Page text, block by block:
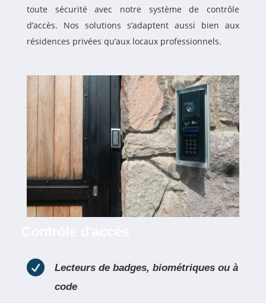
toute sécurité avec notre système de contrôle
d’accès. Nos solutions s’adaptent aussi bien aux
résidences privées qu’aux locaux professionnels.

Lecteurs de badges, biométriques ou à
code